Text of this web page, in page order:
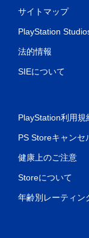
サイトマップ
PlayStation
法的情報
SIEについて
PlayStation利用規
PS Storeキャンセ
健康上のご注意
Storeについて
年齢別レーティン